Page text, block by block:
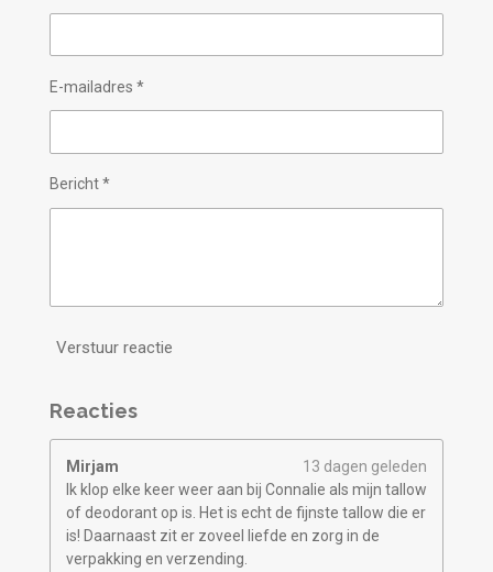
E-mailadres *
Bericht *
Verstuur reactie
Reacties
Mirjam
13 dagen geleden
Ik klop elke keer weer aan bij Connalie als mijn tallow
of deodorant op is. Het is echt de fijnste tallow die er
is! Daarnaast zit er zoveel liefde en zorg in de
verpakking en verzending.